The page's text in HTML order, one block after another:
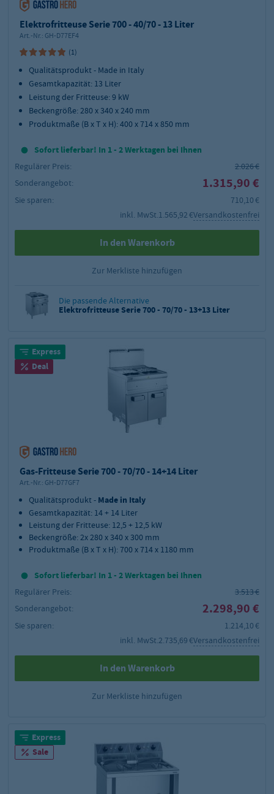
Elektrofritteuse Serie 700 - 40/70 - 13 Liter
Art.-Nr.: GH-D77EF4
(1)
Qualitätsprodukt - Made in Italy
Gesamtkapazität: 13 Liter
Leistung der Fritteuse: 9 kW
Beckengröße: 280 x 340 x 240 mm
Produktmaße (B x T x H): 400 x 714 x 850 mm
Sofort lieferbar! In 1 - 2 Werktagen bei Ihnen
Regulärer Preis:
2.026 €
Sonderangebot:
1.315,90 €
Sie sparen:
710,10 €
inkl. MwSt.1.565,92 €Versandkostenfrei
In den Warenkorb
Zur Merkliste hinzufügen
Die passende Alternative
Elektrofritteuse Serie 700 - 70/70 - 13+13 Liter
Express
Deal
Gas-Fritteuse Serie 700 - 70/70 - 14+14 Liter
Art.-Nr.: GH-D77GF7
Qualitätsprodukt - Made in Italy
Gesamtkapazität: 14 + 14 Liter
Leistung der Fritteuse: 12,5 + 12,5 kW
Beckengröße: 2x 280 x 340 x 300 mm
Produktmaße (B x T x H): 700 x 714 x 1180 mm
Sofort lieferbar! In 1 - 2 Werktagen bei Ihnen
Regulärer Preis:
3.513 €
Sonderangebot:
2.298,90 €
Sie sparen:
1.214,10 €
inkl. MwSt.2.735,69 €Versandkostenfrei
In den Warenkorb
Zur Merkliste hinzufügen
Express
Sale